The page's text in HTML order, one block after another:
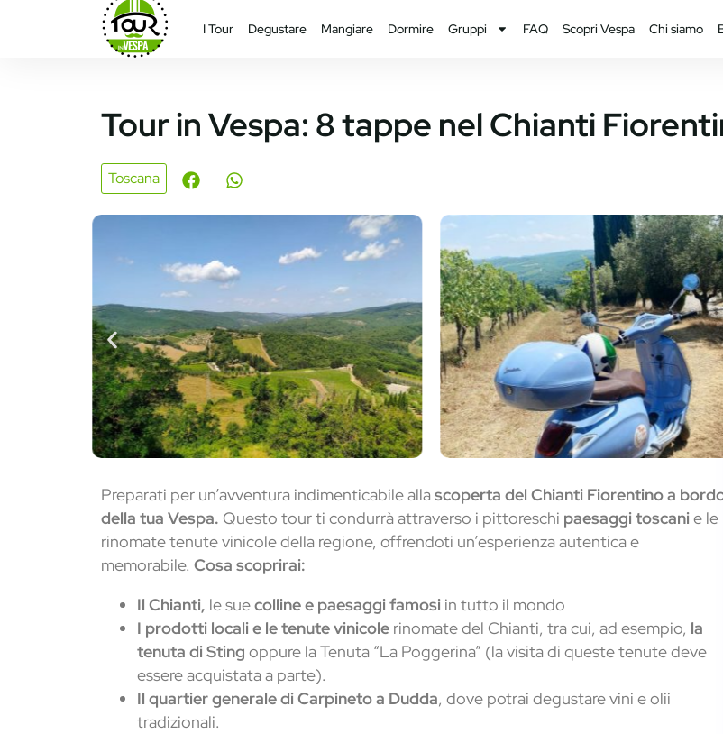
I Tour Degustare Mangiare Dormire Gruppi FAQ Scopri Vespa Chi siamo
Tour in Vespa: 8 tappe nel Chianti
Toscana
Preparati per un’avventura indimenticabile allascoperta del Chianti Fiorentino a
della tua Vespa. Questo tour ti condurrà attraverso i pittoreschi paesaggi toscanie le
rinomate tenute vinicole della regione, offrendoti un’esperienza autentica e
memorabile. Cosa scoprirai:
Il Chianti, le suecolline e paesaggi famosi in tutto il mondo
I prodotti locali e le tenute vinicole rinomate del Chianti, tra cui, ad esempio, la
tenuta di Sting oppure la Tenuta “La Poggerina” (la visita di queste tenute deve
essere acquistata a parte).
Il quartier generale di Carpineto a Dudda, dove potrai degustare vini e olii
tradizionali.